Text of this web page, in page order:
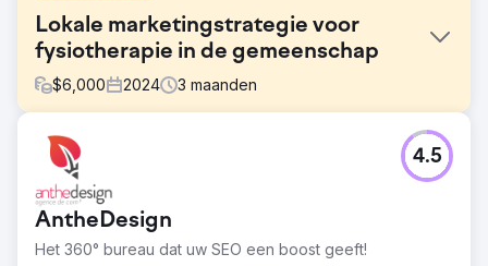
Lokale marketingstrategie voor
fysiotherapie in de gemeenschap
$6,000 2024 3 maanden
Uitdaging
Oplossingen: PPC, SEO en website bouwen. Om The Well
Balanced Centre te helpen meer patiënten te krijgen,
ontwikkelden we een gerichte marketingstrategie en een
aantrekkelijke en gebruiksvriendelijke website die past
bij de demografie van de klant.
AntheDesign
Het 360° bureau dat uw SEO een boost geeft!
4.5